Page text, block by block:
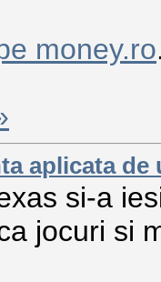
money.ro
aplicata
si-a
jocuri si